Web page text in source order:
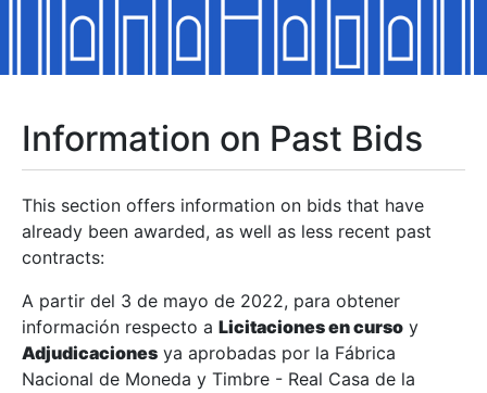
Show/Hide
Show/Hide
Show/Hide
Show/Hide
Information on Past Bids
This section offers information on bids that have
already been awarded, as well as less recent past
contracts:
A partir del 3 de mayo de 2022, para obtener
información respecto a Licitaciones en curso y
Adjudicaciones ya aprobadas por la Fábrica
Nacional de Moneda y Timbre - Real Casa de la